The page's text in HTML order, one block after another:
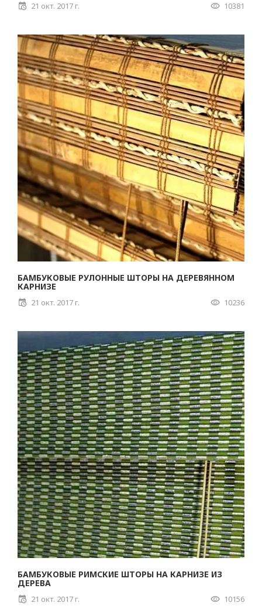
21 окт. 2017 г. 10381
БАМБУКОВЫЕ РУЛОННЫЕ ШТОРЫ НА ДЕРЕВЯННОМ
КАРНИЗЕ
21 окт. 2017 г. 10236
БАМБУКОВЫЕ РИМСКИЕ ШТОРЫ НА КАРНИЗЕ ИЗ
ДЕРЕВА
21 окт. 2017 г. 10156